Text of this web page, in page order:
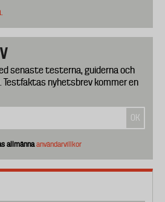
senaste testerna, guiderna och
nyhetsbrev kommer en
allmännaanvändarvillkor